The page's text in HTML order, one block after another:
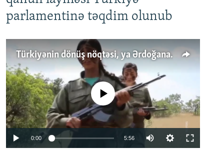
parlamentinə təqdim olunub
Türkiyənin dönüş nöqtəsi, ya Ərdoğana üçüncü şans: PKK ilə qəfil barışıq nə deməkdir?
No media source currently available
0:00 5:56